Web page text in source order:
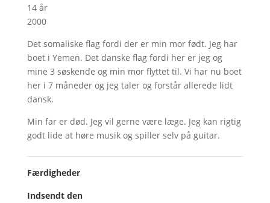
14 år
2000
Det somaliske flag fordi der er min mor født. Jeg har
boet i Yemen. Det danske flag fordi her er jeg og
mine 3 søskende og min mor flyttet til. Vi har nu boet
her i 7 måneder og jeg taler og forstår allerede lidt
dansk.
Min far er død. Jeg vil gerne være læge. Jeg kan rigtig
godt lide at høre musik og spiller selv på guitar.
Færdigheder
Indsendt den